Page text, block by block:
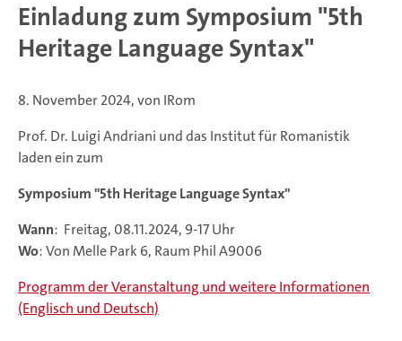
Einladung zum Symposium "5th
Heritage Language Syntax"
8. November 2024, von IRom
Prof. Dr. Luigi Andriani und das Institut für Romanistik
laden ein zum
Symposium "5th Heritage Language Syntax"
Wann: Freitag, 08.11.2024, 9-17 Uhr
Wo: Von Melle Park 6, Raum Phil A9006
Programm der Veranstaltung und weitere Informationen
(Englisch und Deutsch)